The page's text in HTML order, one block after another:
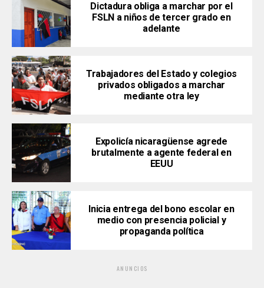
Dictadura obliga a marchar por el
FSLN a niños de tercer grado en
adelante
Trabajadores del Estado y colegios
privados obligados a marchar
mediante otra ley
Expolicía nicaragüense agrede
brutalmente a agente federal en
EEUU
Inicia entrega del bono escolar en
medio con presencia policial y
propaganda política
ANUNCIOS